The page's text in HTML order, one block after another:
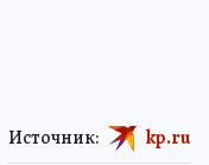
Источник: kp.ru